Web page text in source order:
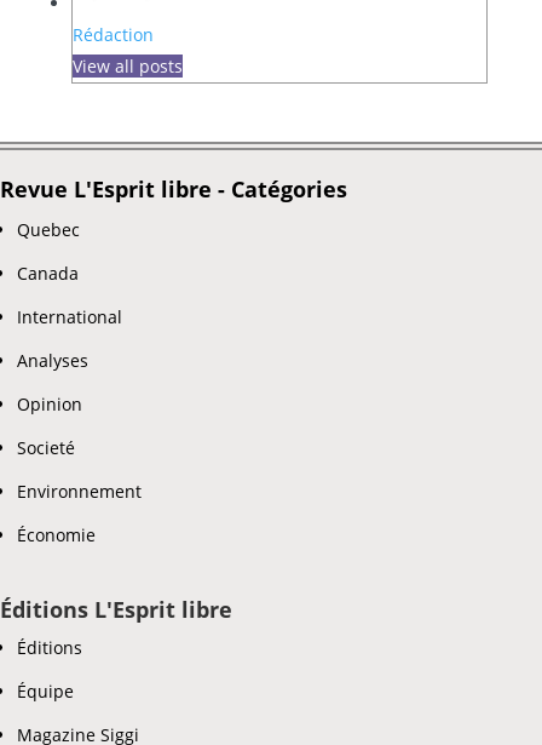
Rédaction
View all posts
Revue L'Esprit libre - Catégories
Quebec
Canada
International
Analyses
Opinion
Societé
Environnement
Économie
Éditions L'Esprit libre
Éditions
Équipe
Magazine Siggi